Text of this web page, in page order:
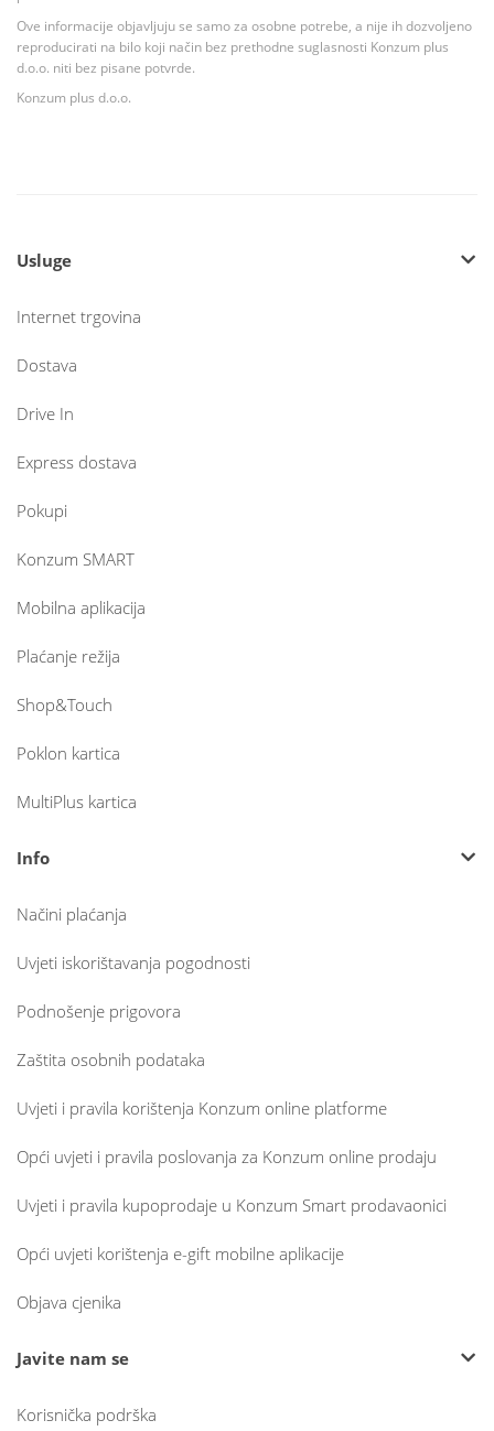
Ove informacije objavljuju se samo za osobne potrebe, a nije ih dozvoljeno
reproducirati na bilo koji način bez prethodne suglasnosti Konzum plus
d.o.o. niti bez pisane potvrde.
Konzum plus d.o.o.
Usluge
Internet trgovina
Dostava
Drive In
Express dostava
Pokupi
Konzum SMART
Mobilna aplikacija
Plaćanje režija
Shop&Touch
Poklon kartica
MultiPlus kartica
Info
Načini plaćanja
Uvjeti iskorištavanja pogodnosti
Podnošenje prigovora
Zaštita osobnih podataka
Uvjeti i pravila korištenja Konzum online platforme
Opći uvjeti i pravila poslovanja za Konzum online prodaju
Uvjeti i pravila kupoprodaje u Konzum Smart prodavaonici
Opći uvjeti korištenja e-gift mobilne aplikacije
Objava cjenika
Javite nam se
Korisnička podrška